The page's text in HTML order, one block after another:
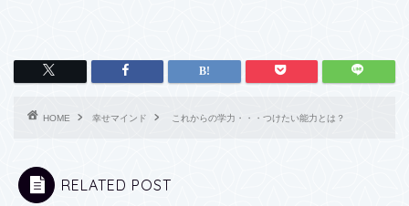
HOME 幸せマインド これからの学力・・・つけたい能力とは？
RELATED POST